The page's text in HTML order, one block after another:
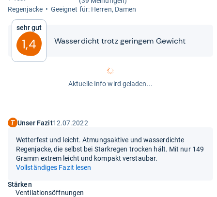
Regen­ja­cke
Geeig­net für: Her­ren, Damen
Sehr gut
1,4 Was­ser­dicht trotz gerin­gem Gewicht
Aktuelle Info wird geladen...
Unser Fazit12.07.2022
Wetterfest und leicht. Atmungsaktive und wasserdichte
Regenjacke, die selbst bei Starkregen trocken hält. Mit nur 149
Gramm extrem leicht und kompakt verstaubar.
Vollständiges Fazit lesen
Stärken
Ventilationsöffnungen